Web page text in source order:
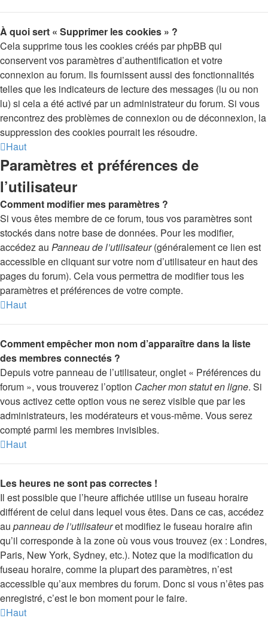
À quoi sert « Supprimer les cookies » ?
Cela supprime tous les cookies créés par phpBB qui
conservent vos paramètres d’authentification et votre
connexion au forum. Ils fournissent aussi des fonctionnalités
telles que les indicateurs de lecture des messages (lu ou non
lu) si cela a été activé par un administrateur du forum. Si vous
rencontrez des problèmes de connexion ou de déconnexion, la
suppression des cookies pourrait les résoudre.
Haut
Paramètres et préférences de
l’utilisateur
Comment modifier mes paramètres ?
Si vous êtes membre de ce forum, tous vos paramètres sont
stockés dans notre base de données. Pour les modifier,
accédez au Panneau de l’utilisateur(généralement ce lien est
accessible en cliquant sur votre nom d’utilisateur en haut des
pages du forum). Cela vous permettra de modifier tous les
paramètres et préférences de votre compte.
Haut
Comment empêcher mon nom d’apparaître dans la liste
des membres connectés ?
Depuis votre panneau de l’utilisateur, onglet « Préférences du
forum », vous trouverez l’option Cacher mon statut en ligne. Si
vous activez cette option vous ne serez visible que par les
administrateurs, les modérateurs et vous-même. Vous serez
compté parmi les membres invisibles.
Haut
Les heures ne sont pas correctes !
Il est possible que l’heure affichée utilise un fuseau horaire
différent de celui dans lequel vous êtes. Dans ce cas, accédez
au panneau de l’utilisateuret modifiez le fuseau horaire afin
qu’il corresponde à la zone où vous vous trouvez (ex : Londres,
Paris, New York, Sydney, etc.). Notez que la modification du
fuseau horaire, comme la plupart des paramètres, n’est
accessible qu’aux membres du forum. Donc si vous n’êtes pas
enregistré, c’est le bon moment pour le faire.
Haut